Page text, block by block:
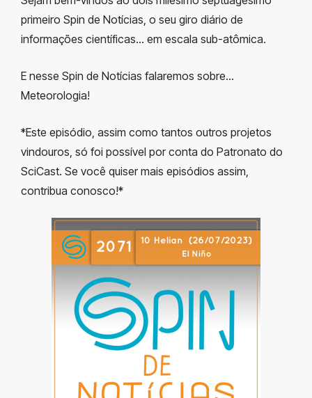
primeiro Spin de Notícias, o seu giro diário de
informações científicas… em escala sub-atômica.
E nesse Spin de Notícias falaremos sobre…
Meteorologia!
*Este episódio, assim como tantos outros projetos
vindouros, só foi possível por conta do Patronato do
SciCast. Se você quiser mais episódios assim,
contribua conosco!*